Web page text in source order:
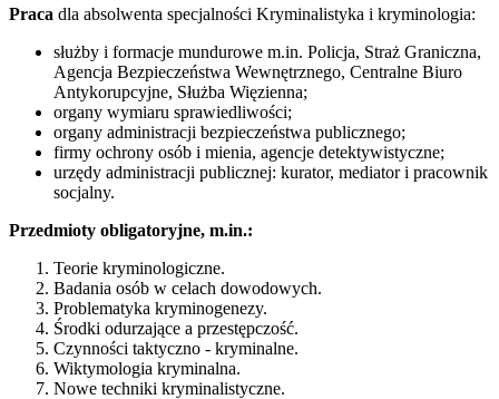
Praca dla absolwenta specjalności Kryminalistyka i kryminologia:
służby i formacje mundurowe m.in. Policja, Straż Graniczna,
Agencja Bezpieczeństwa Wewnętrznego, Centralne Biuro
Antykorupcyjne, Służba Więzienna;
organy wymiaru sprawiedliwości;
organy administracji bezpieczeństwa publicznego;
firmy ochrony osób i mienia, agencje detektywistyczne;
urzędy administracji publicznej: kurator, mediator i pracownik
socjalny.
Przedmioty obligatoryjne, m.in.:
Teorie kryminologiczne.
Badania osób w celach dowodowych.
Problematyka kryminogenezy.
Środki odurzające a przestępczość.
Czynności taktyczno - kryminalne.
Wiktymologia kryminalna.
Nowe techniki kryminalistyczne.